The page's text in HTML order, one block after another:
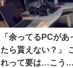
「余ってるPCがあ
たら貰えない？」
れって要は…こうい